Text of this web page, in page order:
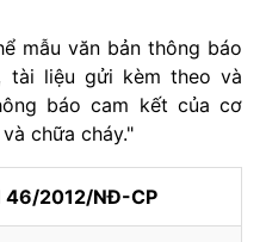
mẫu văn bản thông báo
tài liệu gửi kèm theo và
báo cam kết của cơ
chữa cháy."
46/2012/NĐ-CP